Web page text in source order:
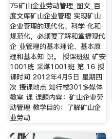
75矿山企业劳动管理_图文_百
度文库矿山企业管理 实现矿山
企业管理的现代化、科学 化和
规范化，必须要了解和掌握现代
企 业管理的基本理论、基本原
理和基本知 识。 授课班级 矿安
1001班 采煤1001班 第 16 授
课时间 2012年4月5日 星期四
次 授课地点 知行楼301多媒体
教室 课 课题内容：矿山企业劳
动管理 教学目的：了解矿山企
业劳动